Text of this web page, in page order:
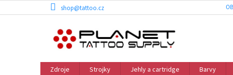
na
shop@tattoo.cz
Zdroje Strojky Jehly a cartridge Barvy